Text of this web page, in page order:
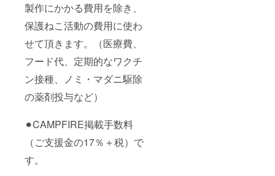
製作にかかる費用を除き、
保護ねこ活動の費用に使わ
せて頂きます。（医療費、
フード代、定期的なワクチ
ン接種、ノミ・マダニ駆除
の薬剤投与など）
⚫︎CAMPFIRE掲載手数料
（ご支援金の17％＋税）で
す。